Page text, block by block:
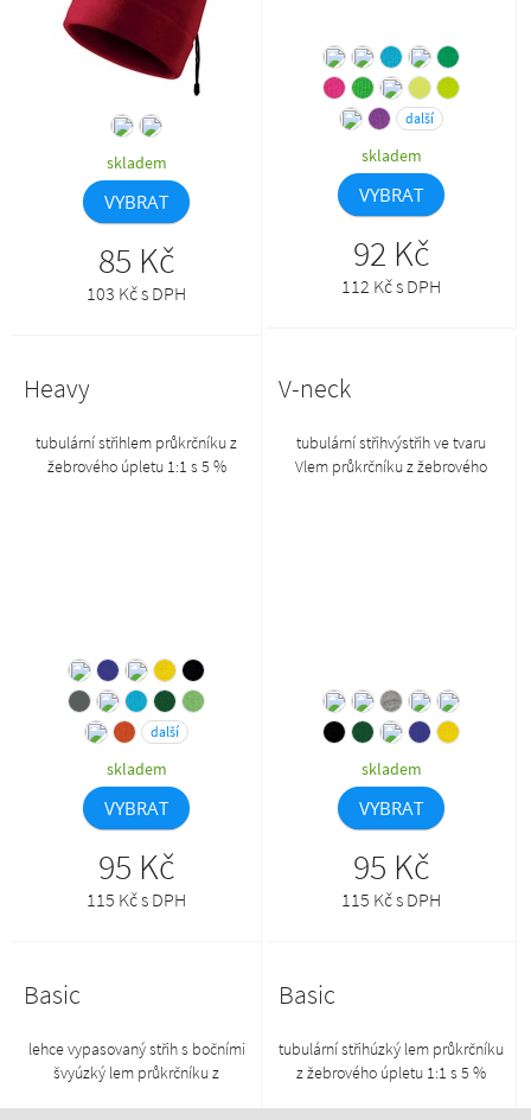
skladem
VYBRAT
85 Kč
103 Kč s DPH
další
skladem
VYBRAT
92 Kč
112 Kč s DPH
Heavy
tubulární střihlem průkrčníku z
žebrového úpletu 1:1 s 5 %
další
skladem
VYBRAT
95 Kč
115 Kč s DPH
V-neck
tubulární střihvýstřih ve tvaru
Vlem průkrčníku z žebrového
skladem
VYBRAT
95 Kč
115 Kč s DPH
Basic
lehce vypasovaný střih s bočními
švyúzký lem průkrčníku z
Basic
tubulární střihúzký lem průkrčníku
z žebrového úpletu 1:1 s 5 %